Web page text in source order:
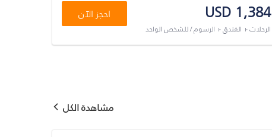
USD 1,384
الرحلات + الفندق + الرسوم / للشخص الواحد
احجز الآن
مشاهدة الكل